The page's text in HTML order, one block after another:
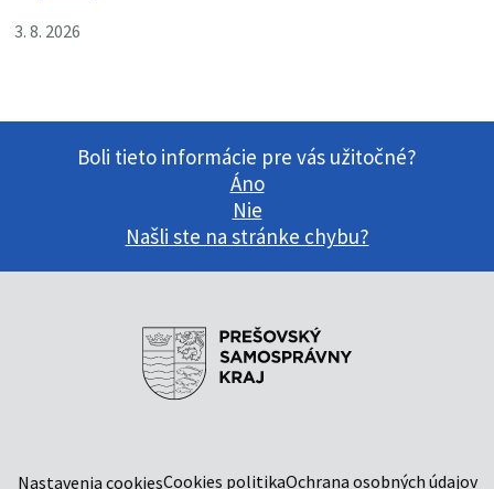
3. 8. 2026
Boli tieto informácie pre vás užitočné?
Áno
Nie
Našli ste na stránke chybu?
Nastavenia cookiesCookies politikaOchrana osobných údajov